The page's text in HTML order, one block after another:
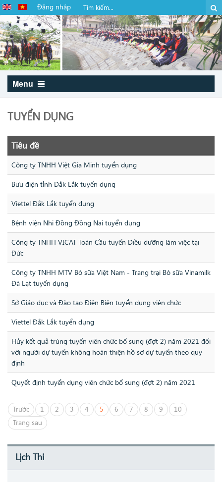
Đăng nhập
Menu
TUYỂN DỤNG
Tiêu đề
Công ty TNHH Việt Gia Minh tuyển dụng
Bưu điện tỉnh Đắk Lắk tuyển dụng
Viettel Đắk Lắk tuyển dụng
Bệnh viện Nhi Đồng Đồng Nai tuyển dụng
Công ty TNHH VICAT Toàn Cầu tuyển Điều dưỡng làm việc tại
Đức
Công ty TNHH MTV Bò sữa Việt Nam - Trang trại Bò sữa Vinamilk
Đà Lạt tuyển dụng
Sở Giáo dục và Đào tạo Điện Biên tuyển dụng viên chức
Viettel Đắk Lắk tuyển dụng
Hủy kết quả trúng tuyển viên chức bổ sung (đợt 2) năm 2021 đối
với người dự tuyển không hoàn thiện hồ sơ dự tuyển theo quy
định
Quyết định tuyển dụng viên chức bổ sung (đợt 2) năm 2021
Trước 1 2 3 4 5 6 7 8 9
10
Trang sau
Lịch Thi